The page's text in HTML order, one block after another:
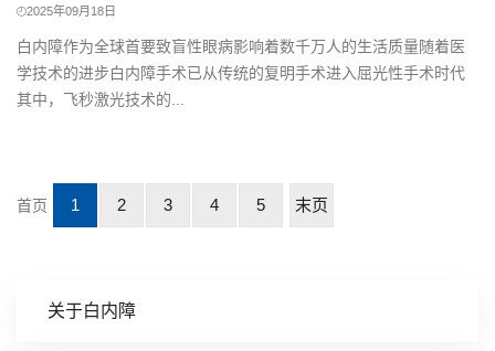
关于白内障
2025年09月18日
白内障作为全球首要致盲性眼病影响着数千万人的生活质量随着医
学技术的进步白内障手术已从传统的复明手术进入屈光性手术时代
其中，飞秒激光技术的...
首页 1 2 3 4 5 末页